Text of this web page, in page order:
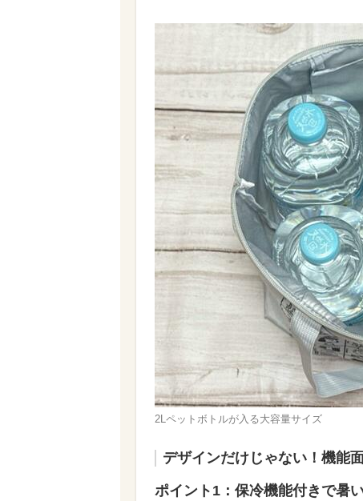
2Lペットボトルが入る大容量サイズ
デザインだけじゃない！機能
ポイント1：保冷機能付きで暑